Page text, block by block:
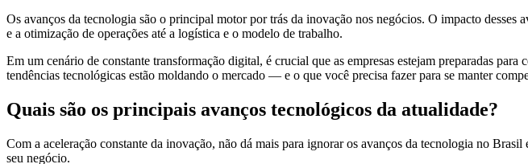
Os avanços da tecnologia são o principal motor por trás da inovação nos negócios. O impacto
e a otimização de operações até a logística e o modelo de trabalho.
Em um cenário de constante transformação digital, é crucial que as empresas estejam preparadas
tendências tecnológicas estão moldando o mercado — e o que você precisa fazer para se manter
Quais são os principais avanços tecnológicos da atualidade?
Com a aceleração constante da inovação, não dá mais para ignorar os avanços da tecnologia no
seu negócio.